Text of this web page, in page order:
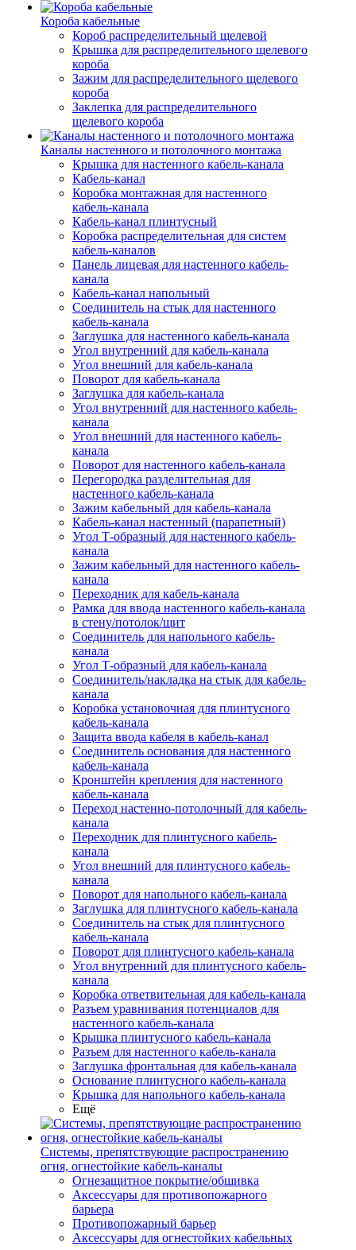
Короба кабельные
Короб распределительный щелевой
Крышка для распределительного щелевого
короба
Зажим для распределительного щелевого
короба
Заклепка для распределительного
щелевого короба
Каналы настенного и потолочного монтажа
Крышка для настенного кабель-канала
Кабель-канал
Коробка монтажная для настенного
кабель-канала
Кабель-канал плинтусный
Коробка распределительная для систем
кабель-каналов
Панель лицевая для настенного кабель-
канала
Кабель-канал напольный
Соединитель на стык для настенного
кабель-канала
Заглушка для настенного кабель-канала
Угол внутренний для кабель-канала
Угол внешний для кабель-канала
Поворот для кабель-канала
Заглушка для кабель-канала
Угол внутренний для настенного кабель-
канала
Угол внешний для настенного кабель-
канала
Поворот для настенного кабель-канала
Перегородка разделительная для
настенного кабель-канала
Зажим кабельный для кабель-канала
Кабель-канал настенный (парапетный)
Угол Т-образный для настенного кабель-
канала
Зажим кабельный для настенного кабель-
канала
Переходник для кабель-канала
Рамка для ввода настенного кабель-канала
в стену/потолок/щит
Соединитель для напольного кабель-
канала
Угол Т-образный для кабель-канала
Соединитель/накладка на стык для кабель-
канала
Коробка установочная для плинтусного
кабель-канала
Защита ввода кабеля в кабель-канал
Соединитель основания для настенного
кабель-канала
Кронштейн крепления для настенного
кабель-канала
Переход настенно-потолочный для кабель-
канала
Переходник для плинтусного кабель-
канала
Угол внешний для плинтусного кабель-
канала
Поворот для напольного кабель-канала
Заглушка для плинтусного кабель-канала
Соединитель на стык для плинтусного
кабель-канала
Поворот для плинтусного кабель-канала
Угол внутренний для плинтусного кабель-
канала
Коробка ответвительная для кабель-канала
Разъем уравнивания потенциалов для
настенного кабель-канала
Крышка плинтусного кабель-канала
Разъем для настенного кабель-канала
Заглушка фронтальная для кабель-канала
Основание плинтусного кабель-канала
Крышка для напольного кабель-канала
Ещё
Системы, препятствующие распространению
огня, огнестойкие кабель-каналы
Огнезащитное покрытие/обшивка
Аксессуары для противопожарного
барьера
Противопожарный барьер
Аксессуары для огнестойких кабельных